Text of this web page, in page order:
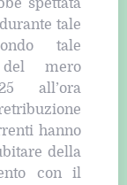
spettata
tale
tale
del mero
all’ora
hanno
della
con il